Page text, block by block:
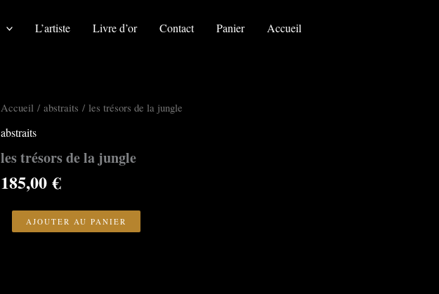
L’artiste Livre d’or Contact Panier Accueil
Accueil / abstraits / les trésors de la jungle
abstraits
les trésors de la jungle
185,00€
AJOUTER AU PANIER
trésors